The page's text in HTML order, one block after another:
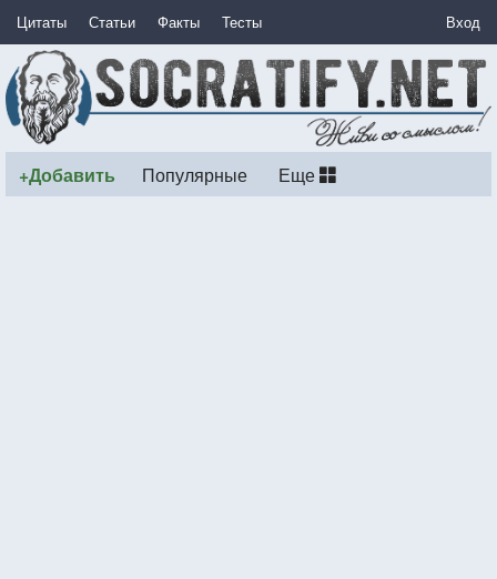
Цитаты Статьи Факты Тесты Вход
+Добавить Популярные Еще